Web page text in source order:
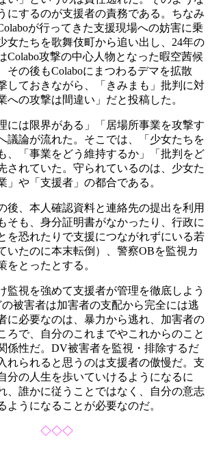
にするのが支援者の責務である。ちなみ
が行ってきた支援現場への妨害に乗
女たちを歌舞伎町から追い出し、24年の
Colabo攻撃の中心人物となった暇空茜候
その後もColaboにまつわるデマを拡散
しておきながら、「きみまも」批判に対
への攻撃は間違い」だと投稿した。
は限界がある」「居場所事業を攻撃す
議論が流れた。そこでは、「少女たちを
、「事業をどう維持するか」「批判をど
されていた。守られているのは、少女た
」や「支援者」の都合である。
後、本人確認資料と連絡先の提出を利用
そも、身分証明書がなかったり、行政に
を恐れたりで支援につながれずにいる若
いたのに本末転倒）、警察OBを監視カ
をとったとする。
視を強めて支援者が管理を徹底しよう
被害者は加害者の支配から完全には逃
に必要なのは、暴力から逃れ、加害者の
ろで、自分のこれまでやこれからのこと
係性だ。DV被害者を監視・排除するだ
れられると思うのは支援者の傲慢だ。支
分の人生を歩いていけるようになるに
、誰かに従うことではなく、自分の意志
ようになることが必要なのだ。
◇◇◇